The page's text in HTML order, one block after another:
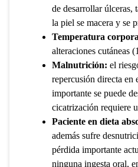
de desarrollar úlceras,
la piel se macera y se
Temperatura
alteraciones cutáneas
Malnutrición: el
repercusión directa en
importante se puede
cicatrización requiere
Paciente en dieta
además sufre
pérdida importante
ninguna ingesta oral,